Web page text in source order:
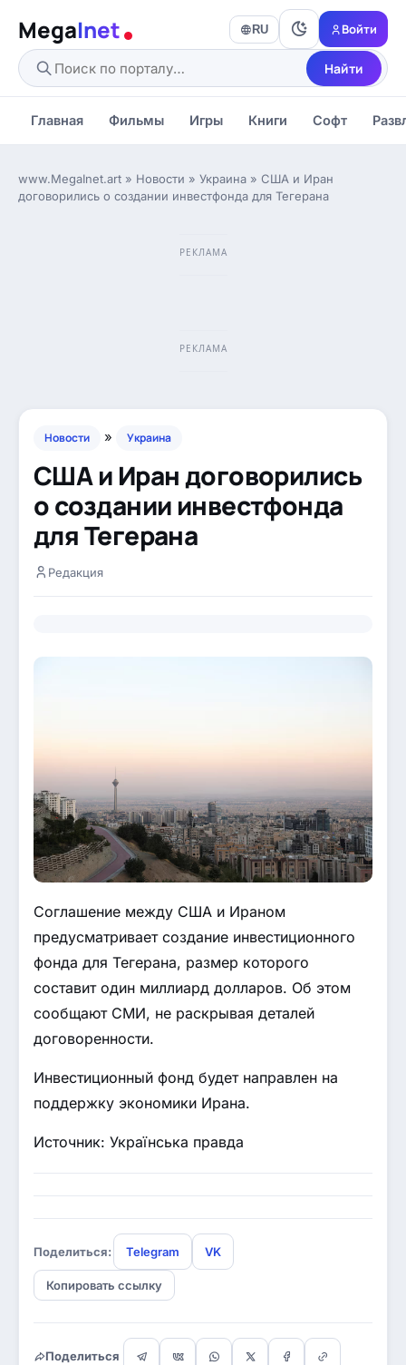
MegaInet
Найти
RU Войти
Главная Фильмы Игры Книги Софт
www.MegaInet.art » Новости » Украина » США и Иран
договорились о создании инвестфонда для Тегерана
РЕКЛАМА
РЕКЛАМА
Новости » Украина
США и Иран договорились
о создании инвестфонда
для Тегерана
Редакция
Соглашение между США и Ираном
предусматривает создание инвестиционного
фонда для Тегерана, размер которого
составит один миллиард долларов. Об этом
сообщают СМИ, не раскрывая деталей
договоренности.
Инвестиционный фонд будет направлен на
поддержку экономики Ирана.
Источник: Українська правда
Поделиться: Telegram VK
Копировать ссылку
Поделиться